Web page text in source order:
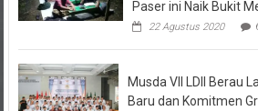
22 Agustus 2020
Baru dan Komitmen
31 Januari 2025 4